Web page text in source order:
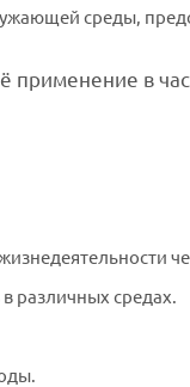
среды,
применение в
различных средах.